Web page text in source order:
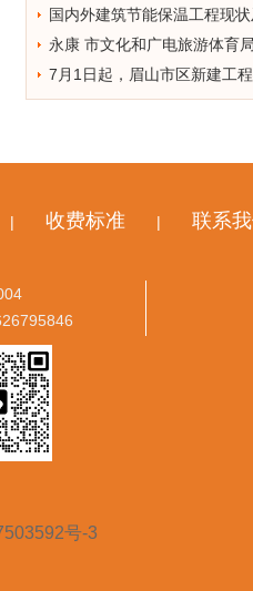
国内外建筑节能保温工程现
永康 市文化和广电旅游体育
7月1日起，眉山市区新建工程
| 收费标准 | 联系
号-3